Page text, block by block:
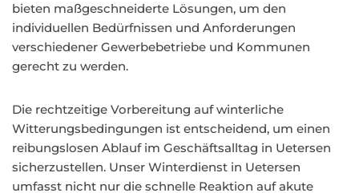
bieten maßgeschneiderte Lösungen, um den
individuellen Bedürfnissen und Anforderungen
verschiedener Gewerbebetriebe und Kommunen
gerecht zu werden.
Die rechtzeitige Vorbereitung auf winterliche
Witterungsbedingungen ist entscheidend, um einen
reibungslosen Ablauf im Geschäftsalltag in Uetersen
sicherzustellen. Unser Winterdienst in Uetersen
umfasst nicht nur die schnelle Reaktion auf akute